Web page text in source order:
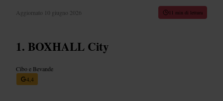
Aggiornato 10 giugno 2026 11 min di lettura
BOXHALL City
Cibo e Bevande
4,4